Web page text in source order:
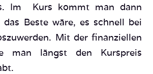
Im Kurs kommt man dann
das Beste wäre, es schnell bei
Mit der finanziellen
man längst den Kurspreis